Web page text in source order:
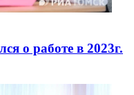
о работе в 2023г.